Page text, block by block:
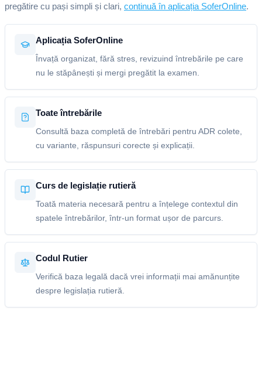
pregătire cu pași simpli și clari, continuă în aplicația SoferOnline.
Aplicația SoferOnline
Învață organizat, fără stres, revizuind întrebările pe care
nu le stăpânești și mergi pregătit la examen.
Toate întrebările
Consultă baza completă de întrebări pentru ADR colete,
cu variante, răspunsuri corecte și explicații.
Curs de legislație rutieră
Toată materia necesară pentru a înțelege contextul din
spatele întrebărilor, într-un format ușor de parcurs.
Codul Rutier
Verifică baza legală dacă vrei informații mai amănunțite
despre legislația rutieră.